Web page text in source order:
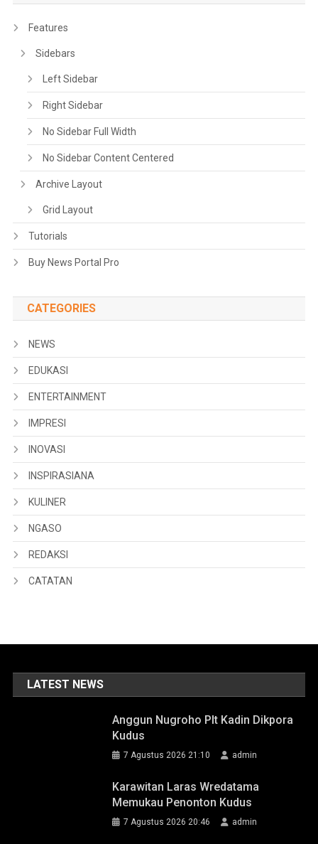
Features
Sidebars
Left Sidebar
Right Sidebar
No Sidebar Full Width
No Sidebar Content Centered
Archive Layout
Grid Layout
Tutorials
Buy News Portal Pro
CATEGORIES
NEWS
EDUKASI
ENTERTAINMENT
IMPRESI
INOVASI
INSPIRASIANA
KULINER
NGASO
REDAKSI
CATATAN
LATEST NEWS
Anggun Nugroho Plt Kadin Dikpora
Kudus
7 Agustus 2026 21:10 admin
Karawitan Laras Wredatama
Memukau Penonton Kudus
7 Agustus 2026 20:46 admin